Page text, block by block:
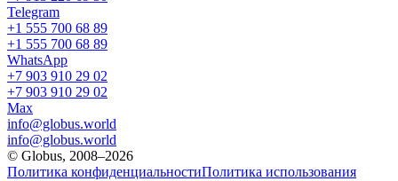
Telegram
+1 555 700 68 89
+1 555 700 68 89
WhatsApp
+7 903 910 29 02
+7 903 910 29 02
Max
info@globus.world
info@globus.world
© Globus, 2008–2026
Политика конфиденциальностиПолитика использования